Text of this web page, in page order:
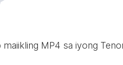
MP4 sa iyong